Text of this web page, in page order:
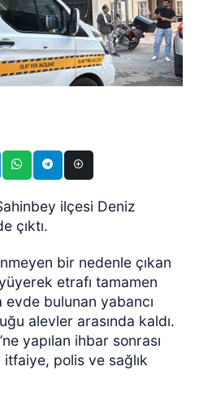
ilçesi Deniz
çıktı.
bir nedenle çıkan
etrafı tamamen
evde bulunan yabancı
alevler arasında kaldı.
yapılan ihbar sonrası
polis ve sağlık